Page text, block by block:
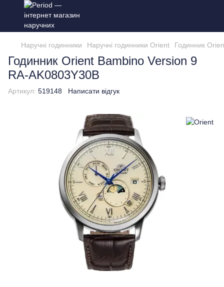
Наручні годинники Наручні годинники Orient Годинник
Годинник Orient Bambino Version 9
RA-AK0803Y30B
Артикул: 519148 Написати відгук